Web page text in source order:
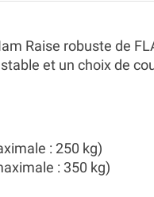
Raise robuste de
et un choix de
: 250 kg)
: 350 kg)